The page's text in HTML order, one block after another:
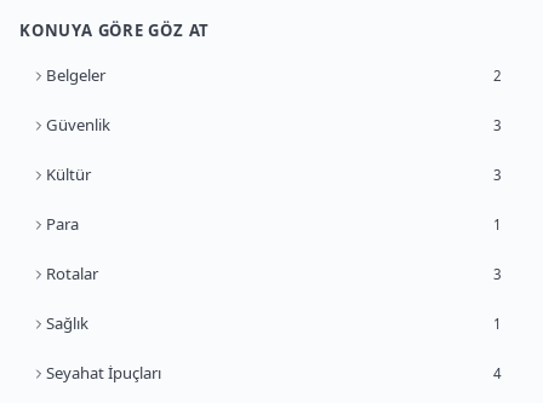
KONUYA GÖRE GÖZ AT
Belgeler 2
Güvenlik 3
Kültür 3
Para 1
Rotalar 3
Sağlık 1
Seyahat İpuçları 4